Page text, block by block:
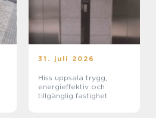
31. juli 2026
Hiss uppsala trygg,
energieffektiv och
tillgänglig fastighet